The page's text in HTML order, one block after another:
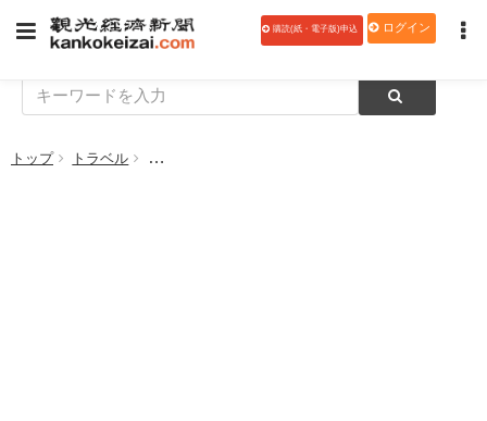
購読(紙・電子版)申込 ログイン
トップ トラベル セブ・パシフィック航空、新型コロナウイルスによ